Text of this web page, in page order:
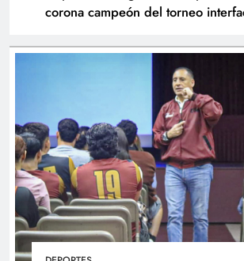
corona campeón del torneo